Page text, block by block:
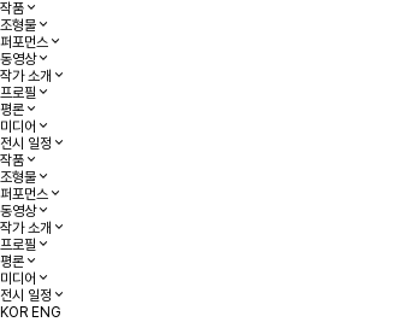
작품
조형물
퍼포먼스
동영상
작가 소개
프로필
평론
미디어
전시 일정
작품
조형물
퍼포먼스
동영상
작가 소개
프로필
평론
미디어
전시 일정
KOR ENG